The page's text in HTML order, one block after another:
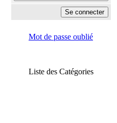
Mot de passe oublié
Liste des Catégories